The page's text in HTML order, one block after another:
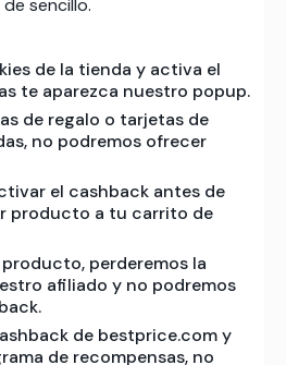
de la tienda y activa el
te aparezca nuestro popup.
de regalo o tarjetas de
no podremos ofrecer
el cashback antes de
producto a tu carrito de
perderemos la
afiliado y no podremos
de bestprice.com y
de recompensas, no